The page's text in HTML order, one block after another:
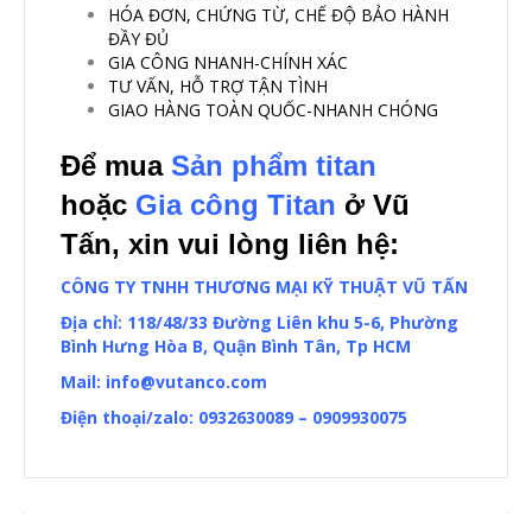
HÓA ĐƠN, CHỨNG TỪ, CHẾ ĐỘ BẢO HÀNH
ĐẦY ĐỦ
GIA CÔNG NHANH-CHÍNH XÁC
TƯ VẤN, HỖ TRỢ TẬN TÌNH
GIAO HÀNG TOÀN QUỐC-NHANH CHÓNG
Để mua Sản phẩm titan
hoặc Gia công Titan ở Vũ
Tấn, xin vui lòng liên hệ:
CÔNG TY TNHH THƯƠNG MẠI KỸ THUẬT VŨ TẤN
Địa chỉ: 118/48/33 Đường Liên khu 5-6, Phường
Bình Hưng Hòa B, Quận Bình Tân, Tp HCM
Mail: info@vutanco.com
Điện thoại/zalo: 0932630089 – 0909930075